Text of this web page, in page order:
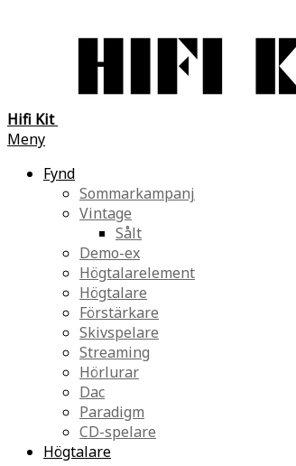
Hifi Kit
Meny
Fynd
Sommarkampanj
Vintage
Sålt
Demo-ex
Högtalarelement
Högtalare
Förstärkare
Skivspelare
Streaming
Hörlurar
Dac
Paradigm
CD-spelare
Högtalare